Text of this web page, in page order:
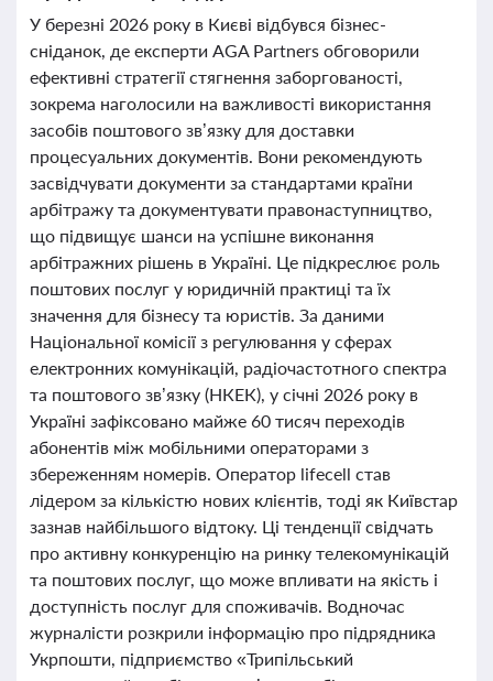
У березні 2026 року в Києві відбувся бізнес-
сніданок, де експерти AGA Partners обговорили
ефективні стратегії стягнення заборгованості,
зокрема наголосили на важливості використання
засобів поштового зв’язку для доставки
процесуальних документів. Вони рекомендують
засвідчувати документи за стандартами країни
арбітражу та документувати правонаступництво,
що підвищує шанси на успішне виконання
арбітражних рішень в Україні. Це підкреслює роль
поштових послуг у юридичній практиці та їх
значення для бізнесу та юристів. За даними
Національної комісії з регулювання у сферах
електронних комунікацій, радіочастотного спектра
та поштового зв’язку (НКЕК), у січні 2026 року в
Україні зафіксовано майже 60 тисяч переходів
абонентів між мобільними операторами з
збереженням номерів. Оператор lifecell став
лідером за кількістю нових клієнтів, тоді як Київстар
зазнав найбільшого відтоку. Ці тенденції свідчать
про активну конкуренцію на ринку телекомунікацій
та поштових послуг, що може впливати на якість і
доступність послуг для споживачів. Водночас
журналісти розкрили інформацію про підрядника
Укрпошти, підприємство «Трипільський